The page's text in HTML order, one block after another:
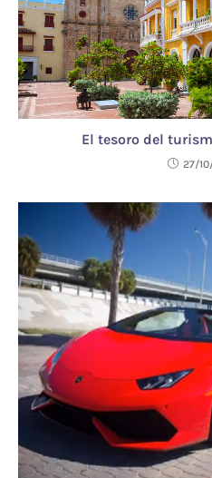
El tesoro del
27/